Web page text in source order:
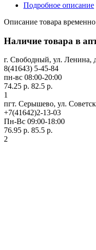
Подробное описание
Описание товара временно
Наличие товара в
г. Свободный, ул. Ленина,
8(41643) 5-45-84
пн-вс 08:00-20:00
74.25 р. 82.5 р.
1
пгт. Серышево, ул.
+7(41642)2-13-03
Пн-Вс 09:00-18:00
76.95 р. 85.5 р.
2